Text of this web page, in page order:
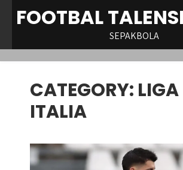
FOOTBAL
SEPAKBOLA
CATEGORY: LIGA
ITALIA